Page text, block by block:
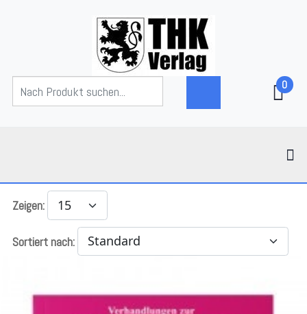
0
Zeigen:
Sortiert nach: